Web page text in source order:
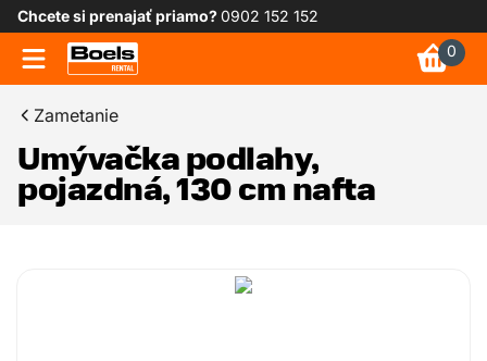
Chcete si prenajať priamo?0902 152 152
0
Zametanie
Umývačka podlahy,
pojazdná, 130 cm nafta